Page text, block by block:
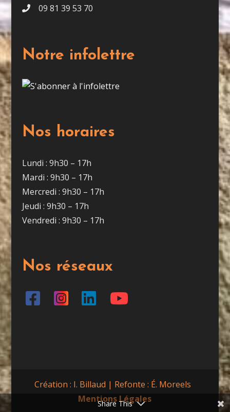
09 81 39 53 70
Notre infolettre
Nos horaires
Lundi : 9h30 – 17h
Mardi : 9h30 – 17h
Mercredi : 9h30 – 17h
Jeudi : 9h30 – 17h
Vendredi : 9h30 – 17h
Nos réseaux
Création : I. Billaud | Refonte : É. Moreels
Mentions Légales
Share This